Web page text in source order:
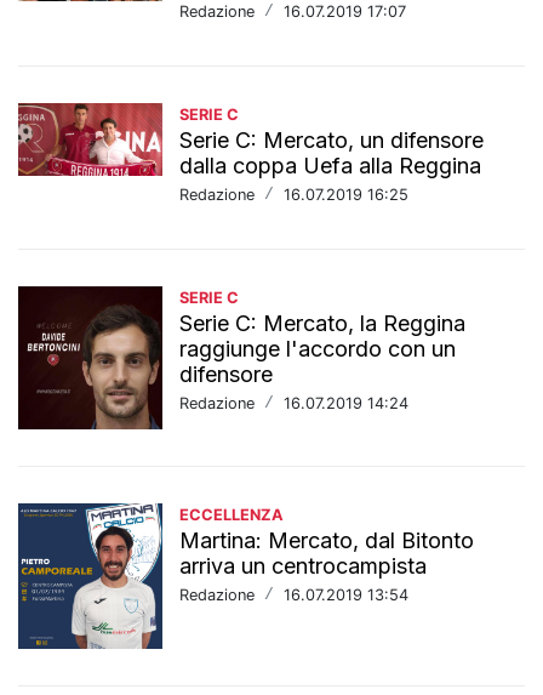
Redazione / 16.07.2019 17:07
SERIE C
Serie C: Mercato, un difensore
dalla coppa Uefa alla Reggina
Redazione / 16.07.2019 16:25
SERIE C
Serie C: Mercato, la Reggina
raggiunge l'accordo con un
difensore
Redazione / 16.07.2019 14:24
ECCELLENZA
Martina: Mercato, dal Bitonto
arriva un centrocampista
Redazione / 16.07.2019 13:54